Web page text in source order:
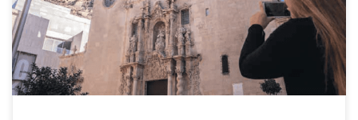
Kościół powstał pod koniec XIII wieku na ruinach […]